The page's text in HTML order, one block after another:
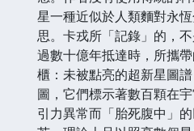
星一種近似於人類麵對永
思。卡戎所「記錄」的，
過數十億年抵達時，所攜
櫃：未被點亮的超新星圖
圖，它們標示著數百顆在
引力異常而「胎死腹中」